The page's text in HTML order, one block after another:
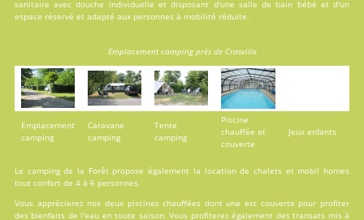
sanitaire avec douche individuelle et disposant d'une salle de bain bébé et d'un
espace réservé et adapté aux personnes à mobilité réduite.
Emplacement camping près de Crasville
Emplacement
camping
Caravane
camping
Tente
camping
Piscine
chauffée et
couverte
Jeux enfants
Le camping de la Forêt propose également la locationde chalets et mobil homes
tout confort de 4 à 6 personnes.
Vous apprécierez nos deux piscineschauffées dont une est couverte pour profiter
des bienfaits de l'eau en toute saison. Vous profiterez également des transats mis à